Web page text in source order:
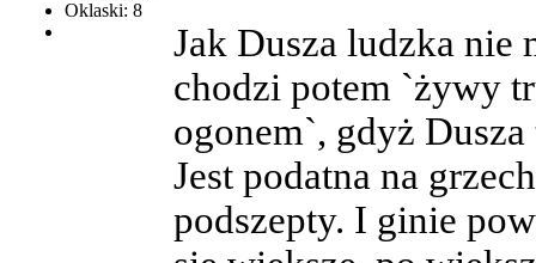
Oklaski: 8
Jak Dusza ludzka nie
chodzi potem `żywy
ogonem`, gdyż
Jest podatna na
podszepty. I ginie